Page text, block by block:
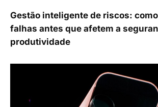
Gestão inteligente de riscos:
falhas antes que afetem a
produtividade